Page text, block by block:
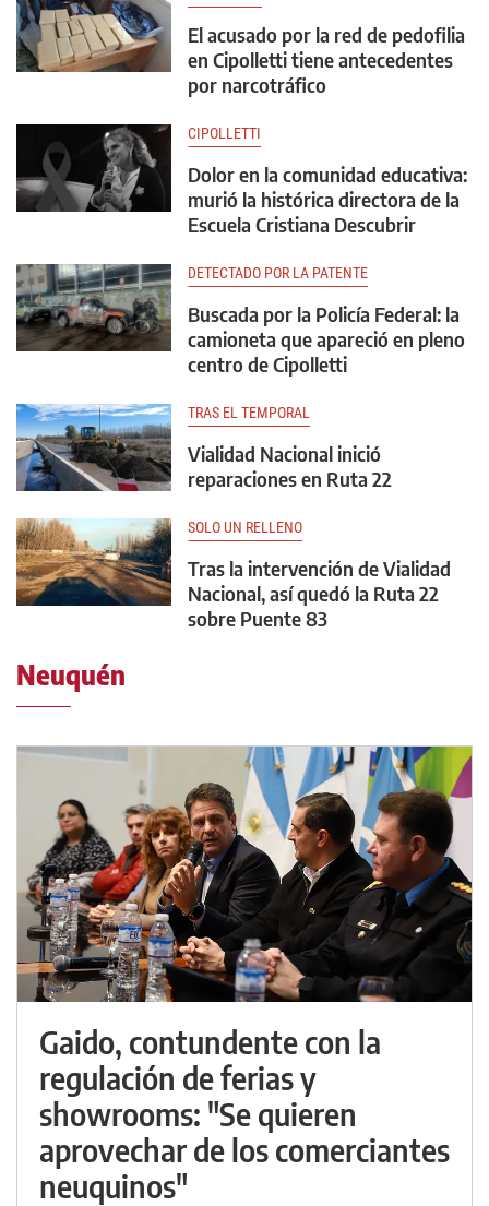
El acusado por la red de pedofilia
en Cipolletti tiene antecedentes
por narcotráfico
CIPOLLETTI
Dolor en la comunidad educativa:
murió la histórica directora de la
Escuela Cristiana Descubrir
DETECTADO POR LA PATENTE
Buscada por la Policía Federal: la
camioneta que apareció en pleno
centro de Cipolletti
TRAS EL TEMPORAL
Vialidad Nacional inició
reparaciones en Ruta 22
SOLO UN RELLENO
Tras la intervención de Vialidad
Nacional, así quedó la Ruta 22
sobre Puente 83
Neuquén
Gaido, contundente con la
regulación de ferias y
showrooms: "Se quieren
aprovechar de los comerciantes
neuquinos"